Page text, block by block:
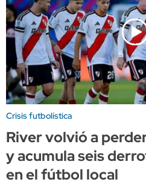
Crisis futbolística
River volvió a
y acumula seis
en el fútbol local